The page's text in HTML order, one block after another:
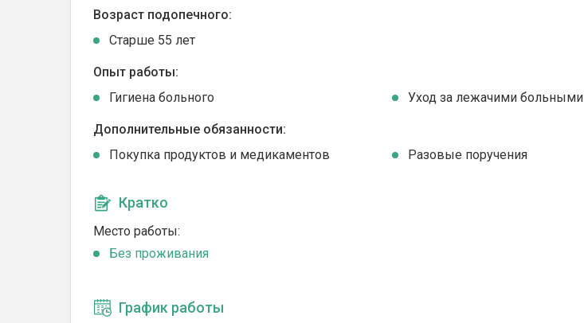
Возраст подопечного:
Cтарше 55 лет
Опыт работы:
Гигиена больного
Уход за лежачими больными
Дополнительные обязанности:
Покупка продуктов и медикаментов
Разовые поручения
Кратко
Место работы:
Без проживания
График работы